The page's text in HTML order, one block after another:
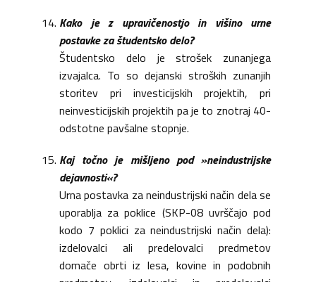
Kako je z upravičenostjo in višino urne
postavke za študentsko delo?
Študentsko delo je strošek zunanjega
izvajalca. To so dejanski stroških zunanjih
storitev pri investicijskih projektih, pri
neinvesticijskih projektih pa je to znotraj 40-
odstotne pavšalne stopnje.
Kaj točno je mišljeno pod »neindustrijske
dejavnosti«?
Urna postavka za neindustrijski način dela se
uporablja za poklice (SKP-08 uvrščajo pod
kodo 7 poklici za neindustrijski način dela):
izdelovalci ali predelovalci predmetov
domače obrti iz lesa, kovine in podobnih